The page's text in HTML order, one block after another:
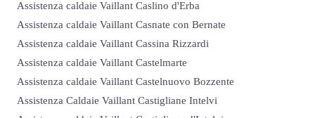
Assistenza caldaie Vaillant Caslino d'Erba
Assistenza caldaie Vaillant Casnate con Bernate
Assistenza caldaie Vaillant Cassina Rizzardi
Assistenza caldaie Vaillant Castelmarte
Assistenza caldaie Vaillant Castelnuovo Bozzente
Assistenza Caldaie Vaillant Castigliane Intelvi